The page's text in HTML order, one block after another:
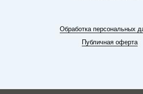
Обработка персональных
Публичная оферта